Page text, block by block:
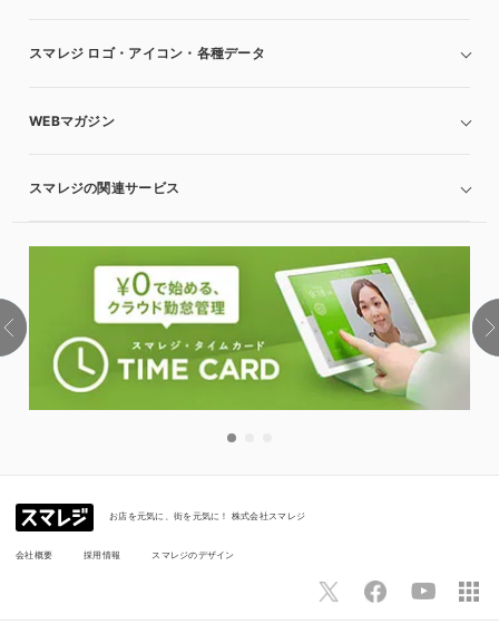
スマレジ ロゴ・アイコン・各種データ
WEBマガジン
スマレジの関連サービス
お店を元気に、街を元気に！ 株式会社スマレジ
会社概要 採用情報 スマレジのデザイン